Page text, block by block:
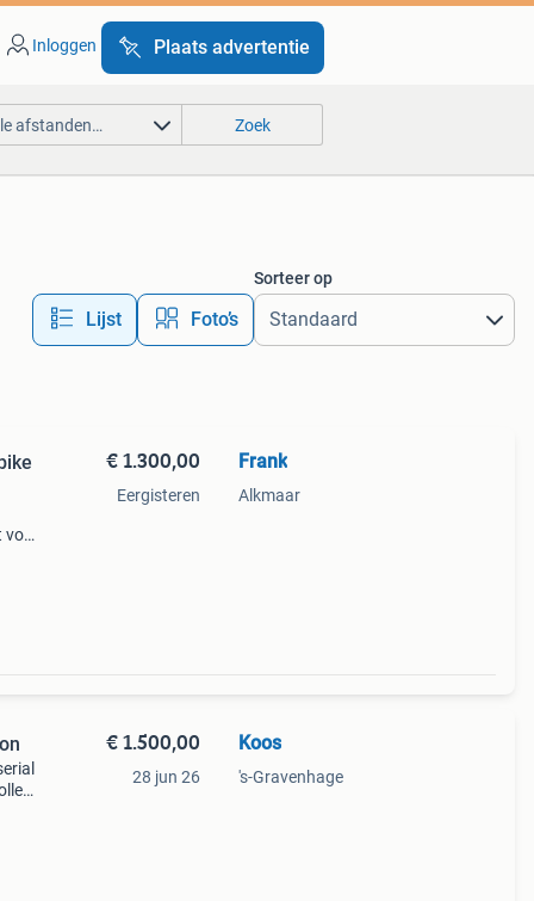
Inloggen Plaats advertentie
afstanden… Zoek
Lijst Foto’s
Sorteer op
€ 1.300,00
Eergisteren
Frank
Alkmaar
€ 1.500,00
28 jun 26
Koos
's-Gravenhage